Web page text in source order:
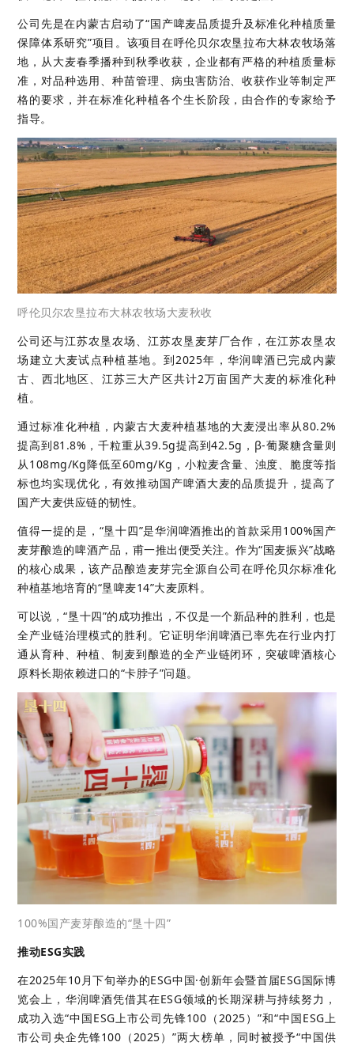
公司先是在内蒙古启动了“国产啤麦品质提升及标准化种植质量
保障体系研究”项目。该项目在呼伦贝尔农垦拉布大林农牧场落
地，从大麦春季播种到秋季收获，企业都有严格的种植质量标
准，对品种选用、种苗管理、病虫害防治、收获作业等制定严
格的要求，并在标准化种植各个生长阶段，由合作的专家给予
指导。
呼伦贝尔农垦拉布大林农牧场大麦秋收
公司还与江苏农垦农场、江苏农垦麦芽厂合作，在江苏农垦农
场建立大麦试点种植基地。到2025年，华润啤酒已完成内蒙
古、西北地区、江苏三大产区共计2万亩国产大麦的标准化种
植。
通过标准化种植，内蒙古大麦种植基地的大麦浸出率从80.2%
提高到81.8%，千粒重从39.5g提高到42.5g，β-葡聚糖含量则
从108mg/Kg降低至60mg/Kg，小粒麦含量、浊度、脆度等指
标也均实现优化，有效推动国产啤酒大麦的品质提升，提高了
国产大麦供应链的韧性。
值得一提的是，“垦十四”是华润啤酒推出的首款采用100%国产
麦芽酿造的啤酒产品，甫一推出便受关注。作为“国麦振兴”战略
的核心成果，该产品酿造麦芽完全源自公司在呼伦贝尔标准化
种植基地培育的“垦啤麦14”大麦原料。
可以说，“垦十四”的成功推出，不仅是一个新品种的胜利，也是
全产业链治理模式的胜利。它证明华润啤酒已率先在行业内打
通从育种、种植、制麦到酿造的全产业链闭环，突破啤酒核心
原料长期依赖进口的“卡脖子”问题。
100%国产麦芽酿造的“垦十四”
推动ESG实践
在2025年10月下旬举办的ESG中国·创新年会暨首届ESG国际博
览会上，华润啤酒凭借其在ESG领域的长期深耕与持续努力，
成功入选“中国ESG上市公司先锋100（2025）”和“中国ESG上
市公司央企先锋100（2025）”两大榜单，同时被授予“中国供